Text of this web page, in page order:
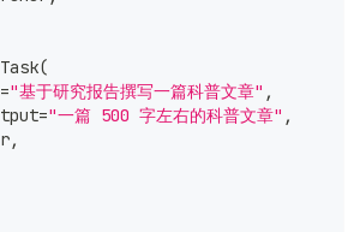
Task(
="基于研究报告撰写一篇科普文章" ,
="一篇 500 字左右的科普文章" ,
,